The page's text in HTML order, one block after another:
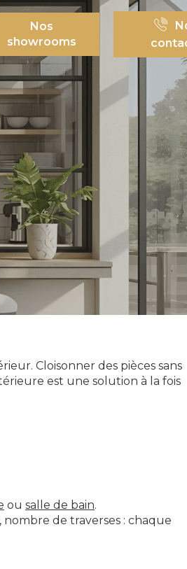
Nos
showrooms
Cloisonner des pièces sans
est une solution à la fois
ou salle de bain.
de traverses : chaque